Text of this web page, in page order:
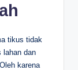
tikus tidak
lahan dan
karena